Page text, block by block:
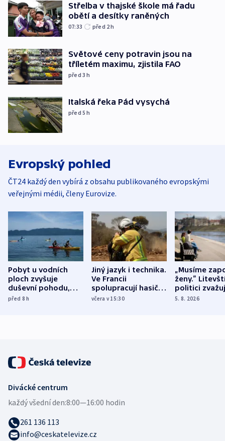
Střelba v thajské škole má řadu
obětí a desítky raněných
07:33 před 2h
Světové ceny potravin jsou na
tříletém maximu, zjistila FAO
před 3h
Italská řeka Pád vysychá
před 5h
Evropský pohled
ČT24 každý den vybírá z obsahu publikovaného evropskými
veřejnými médii, členy Eurovize.
Pobyt u vodních
ploch zvyšuje
duševní pohodu,
ukázala
před 8h
Jiný jazyk i technika.
Ve Francii
spolupracují hasiči z
různých zemí
včera v 15:30
„Musíme
ženy.“
politici
dohodu o
5. 8. 2026
Divácké centrum
každý všední den:8:00—16:00 hodin
261 136 113
info@ceskatelevize.cz